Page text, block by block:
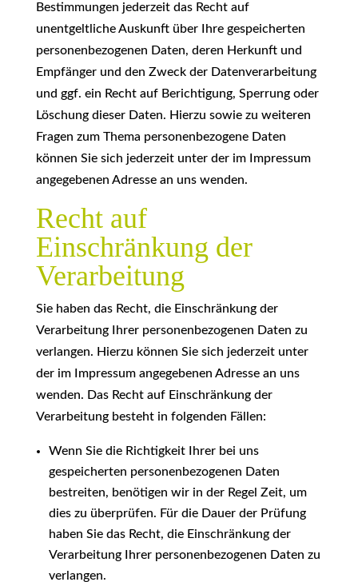
Bestimmungen jederzeit das Recht auf
unentgeltliche Auskunft über Ihre gespeicherten
personenbezogenen Daten, deren Herkunft und
Empfänger und den Zweck der Datenverarbeitung
und ggf. ein Recht auf Berichtigung, Sperrung oder
Löschung dieser Daten. Hierzu sowie zu weiteren
Fragen zum Thema personenbezogene Daten
können Sie sich jederzeit unter der im Impressum
angegebenen Adresse an uns wenden.
Recht auf
Einschränkung der
Verarbeitung
Sie haben das Recht, die Einschränkung der
Verarbeitung Ihrer personenbezogenen Daten zu
verlangen. Hierzu können Sie sich jederzeit unter
der im Impressum angegebenen Adresse an uns
wenden. Das Recht auf Einschränkung der
Verarbeitung besteht in folgenden Fällen:
Wenn Sie die Richtigkeit Ihrer bei uns
gespeicherten personenbezogenen Daten
bestreiten, benötigen wir in der Regel Zeit, um
dies zu überprüfen. Für die Dauer der Prüfung
haben Sie das Recht, die Einschränkung der
Verarbeitung Ihrer personenbezogenen Daten zu
verlangen.